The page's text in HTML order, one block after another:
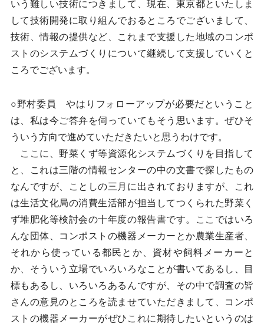
いう難しい技術につきまして、現在、東京都といたしま
して技術開発に取り組んでおるところでございまして、
技術、情報の提供など、これまで支援した地域のコンポ
ストのシステムづくりについて継続して支援していくと
ころでございます。
○野村委員 やはりフォローアップが必要だということ
は、私は今ご答弁を伺っていてもそう思います。ぜひそ
ういう方向で進めていただきたいと思うわけです。
ここに、野菜くず等資源化システムづくりを目指して
と、これは三階の情報センターの中の文書で探したもの
なんですが、ことしの三月に出されておりますが、これ
は生活文化局の消費生活部が担当してつくられた野菜く
ず堆肥化等検討会の十年度の報告書です。ここではいろ
んな団体、コンポストの機器メーカーとか農業生産者、
それから使っている都民とか、資材や飼料メーカーと
か、そういう立場でいろいろなことが書いてあるし、目
標もあるし、いろいろあるんですが、その中で調査の皆
さんの意見のところを読ませていただきまして、コンポ
ストの機器メーカーがぜひこれに期待したいというのは